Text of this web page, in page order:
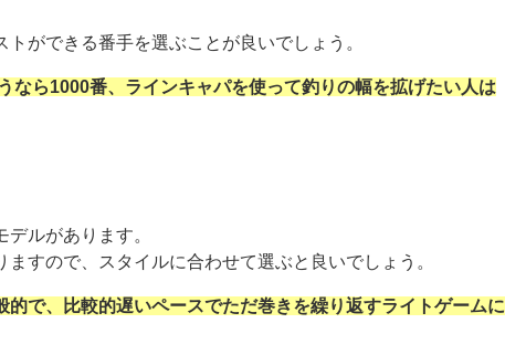
ができる番手を選ぶことが良いでしょう。
なら1000番、ラインキャパを使って釣りの幅を拡げたい人は
ルがあります。
すので、スタイルに合わせて選ぶと良いでしょう。
で、比較的遅いペースでただ巻きを繰り返すライトゲームに